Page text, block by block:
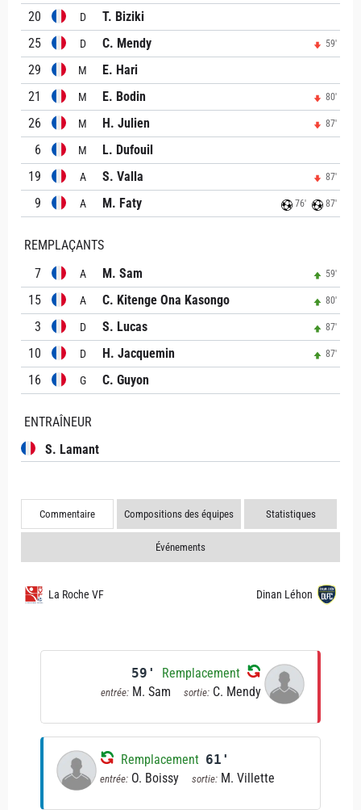
20
D
T. Biziki
25
D C. Mendy 59'
29 M
E. Hari
21
M E. Bodin 80'
26 M H. Julien 87'
6 M
L. Dufouil
19
A S. Valla 87'
9 A M. Faty 76' 87'
REMPLAÇANTS
7
A M. Sam 59'
15 A C. Kitenge Ona Kasongo 80'
3 D S. Lucas 87'
10 D H. Jacquemin 87'
16 G C. Guyon
ENTRAÎNEUR
S. Lamant
Commentaire Compositions des équipes Statistiques
Événements
La Roche VF Dinan Léhon
59' Remplacement
entrée: M. Sam sortie: C. Mendy
Remplacement 61'
entrée: O. Boissy sortie: M. Villette